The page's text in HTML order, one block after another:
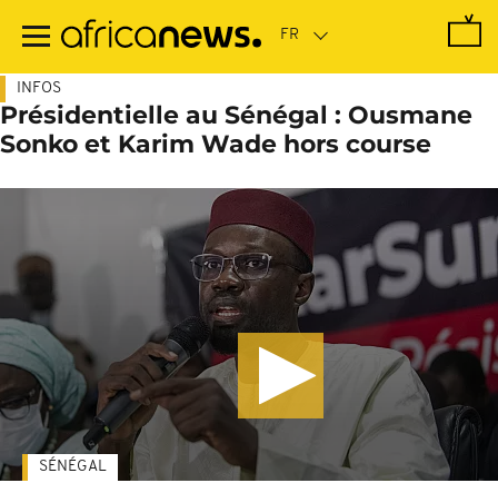
contenu
INFOS
Présidentielle au Sénégal : Ousmane
Sonko et Karim Wade hors course
SÉNÉGAL